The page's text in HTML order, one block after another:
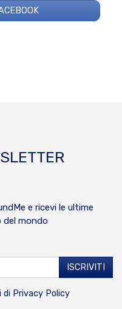
e ricevi le ultime
del mondo
di Privacy Policy